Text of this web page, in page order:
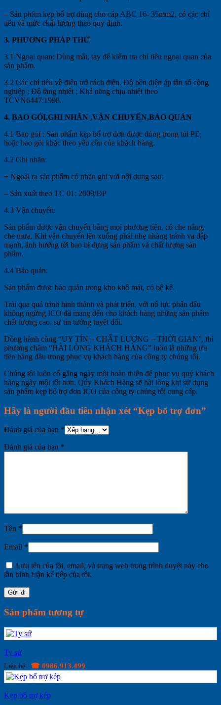
– Sản phẩm kẹp bổ trợ dùng cho cáp ABC 16- 35mm2, có các chỉ
tiêu và mức chất lượng theo quy định.
3. PHƯƠNG PHÁP THỬ
3.1 Ngoại quan: Dùng mắt, tay để kiểm tra chỉ tiêu ngoại quan của
sản phẩm.
3.2 Các chỉ tiêu về điện trở cách điện. Độ bền điện áp tần số công
nghiệp ; Độ tăng nhiệt ; Khả năng chịu nhiệt theo
TCVN6447:1998.
4. BAO GÓI,GHI NHÃN ,VẬN CHUYỂN,BẢO QUẢN
4.1 Bao gói : Sản phẩm kẹp bổ trợ đơn được đóng trong túi PE,
hoặc bao gói khác theo yêu cầu của khách hàng.
4.2 Ghi nhãn:
+ Ngoài ra sản phẩm có nhãn ghi với nội dung sau:
– Sản xuất theo TC 01: 2009/ĐP
4.3 Vận chuyển:
Sản phẩm được vận chuyển bằng mọi phương tiện, có che nắng,
che mưa. Khi vận chuyển lên xuống phải nhẹ nhàng tránh va đập
mạnh, ảnh hưởng tới bao bì đựng sản phẩm và chất lượng sản
phẩm.
4.4 Bảo quản:
Sản phẩm được bảo quản trong kho khô mát, có bệ kê.
Trải qua quá trình hình thành và phát triển, với nỗ lực phấn đấu
không ngừng ICO đã mang đến cho khách hàng những sản phẩm
chất lượng cao, sự tin tưởng tuyệt đối.
Đồng hành cùng “UY TÍN – CHẤT LƯỢNG – THỜI GIAN”, thì
phương châm “HÀI LÒNG KHÁCH HÀNG” luôn là những ưu
tiên hàng đầu trong phục vụ khách hàng của công ty chúng tôi.
Chúng tôi luôn cố gắng ngày một hoàn thiện để phục vụ quý khách
hàng ngày một tốt hơn. Qúy Khách Hàng sẽ hài lòng khi sử dụng
sản phẩm kẹp bổ trợ đơn ICO của công ty chúng tôi cung cấp.
Hãy là người đầu tiên nhận xét “Kẹp bổ trợ đơn”
Đánh giá của bạn *
Đánh giá của bạn *
Tên *
Email *
Lưu tên của tôi, email, và trang web trong trình duyệt này cho
lần bình luận kế tiếp của tôi.
Sản phẩm tương tự
Ty sứ
Liên hệ ☎ 0986.913.499
Kẹp bổ trợ kép